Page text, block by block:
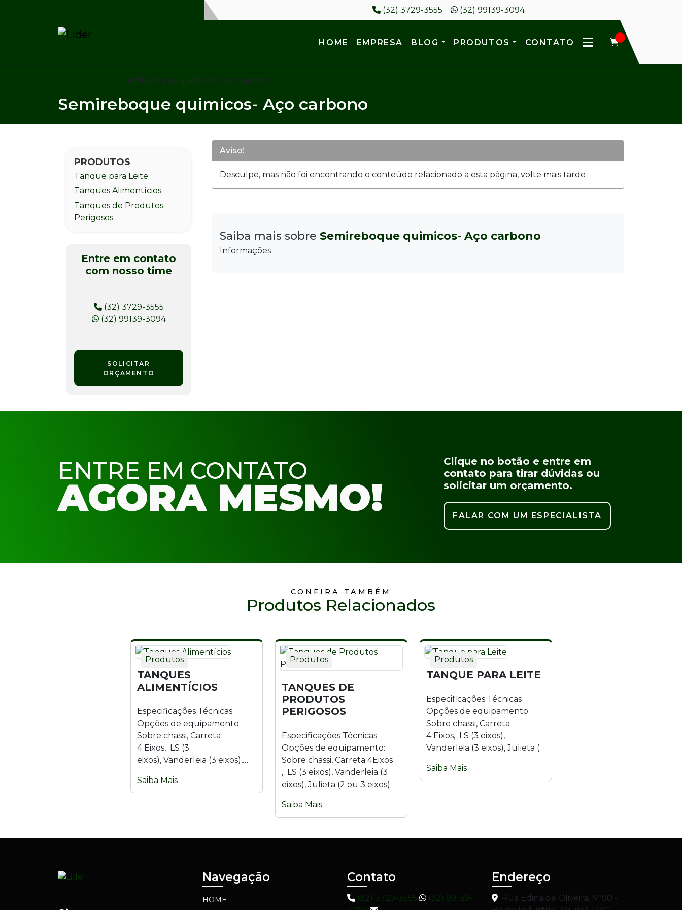
(32) 3729-3555 (32) 99139-3094
HOME EMPRESA BLOG PRODUTOS CONTATO
Semireboque quimicos- Aço carbono
Semireboque quimicos- Aço carbono
Aviso!
Desculpe, mas não foi encontrando o conteúdo relacionado a esta página, volte mais tarde
Saiba mais sobre Semireboque quimicos- Aço carbono
Informações
PRODUTOS
Tanque para Leite
Tanques Alimentícios
Tanques de Produtos
Perigosos
Entre em contato
com nosso time
(32) 3729-3555
(32) 99139-3094
SOLICITAR
ORÇAMENTO
ENTRE EM CONTATO
AGORA MESMO!
Clique no botão e entre em
contato para tirar dúvidas ou
solicitar um orçamento.
FALAR COM UM ESPECIALISTA
CONFIRA TAMBÉM
Produtos Relacionados
Produtos
TANQUES
ALIMENTÍCIOS
Especificações Técnicas
Opções de equipamento:
Sobre chassi, Carreta
4 Eixos, LS (3
eixos), Vanderleia (3 eixos),
(9 eixos). Material: Aço
inoxidável...
Saiba Mais
Produtos
TANQUES DE
PRODUTOS
PERIGOSOS
Especificações Técnicas
Opções de equipamento:
Sobre chassi, Carreta 4Eixos
, LS (3 eixos), Vanderleia (3
eixos), Julieta (2 ou 3 eixos) e
Saiba Mais
Produtos
TANQUE PARA LEITE
Especificações Técnicas
Opções de equipamento:
Sobre chassi, Carreta
4 Eixos, LS (3 eixos),
Vanderleia (3 eixos), Julieta (2
Material: Aço inoxidável...
Saiba Mais
Navegação
HOME
Contato
(32) 3729-3555
(32) 99139-
Endereço
Rua Edina de Oliveira, Nº90 -